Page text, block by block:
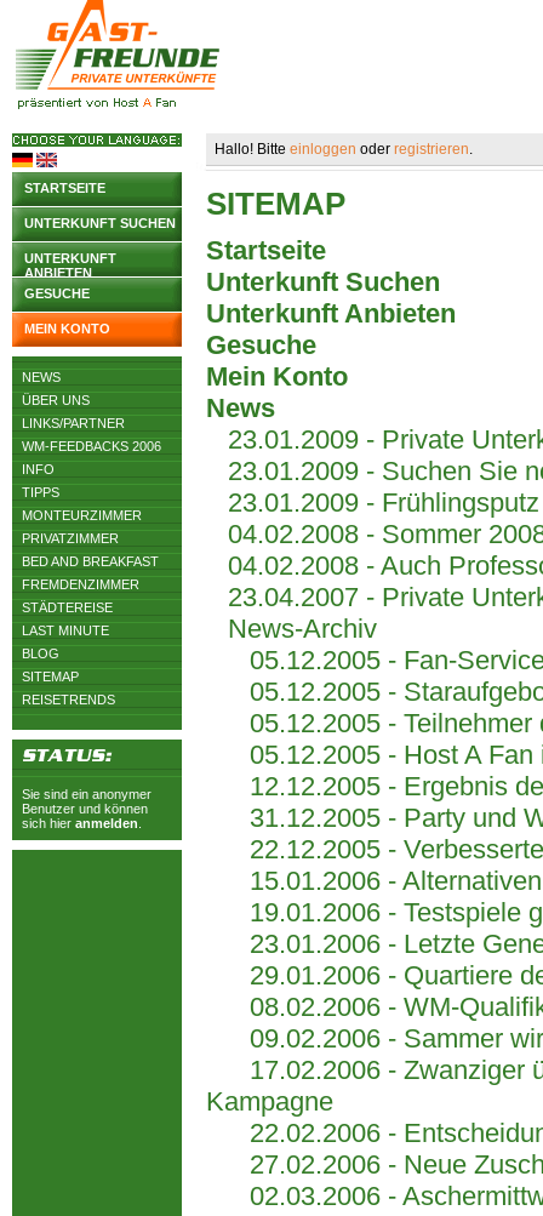
STARTSEITE
UNTERKUNFT SUCHEN
UNTERKUNFT
ANBIETEN
GESUCHE
MEIN KONTO
NEWS
ÜBER UNS
LINKS/PARTNER
WM-FEEDBACKS 2006
INFO
TIPPS
MONTEURZIMMER
PRIVATZIMMER
BED AND BREAKFAST
FREMDENZIMMER
STÄDTEREISE
LAST MINUTE
BLOG
SITEMAP
REISETRENDS
Sie sind ein anonymer
Benutzer und können
sich hier anmelden
Hallo! Bitte einloggen oder registrieren.
SITEMAP
Startseite
Unterkunft Suchen
Unterkunft Anbieten
Gesuche
Mein Konto
News
23.01.2009 - Private
23.01.2009 - Suchen Sie
23.01.2009 -
04.02.2008 - Sommer
04.02.2008 - Auch
23.04.2007 - Private
News-Archiv
05.12.2005 - Fan-
05.12.2005 -
05.12.2005 - Teilnehmer
05.12.2005 - Host A Fan
12.12.2005 - Ergebnis
31.12.2005 - Party und
22.12.2005 -
15.01.2006 - Alternativen
19.01.2006 - Testspiele
23.01.2006 - Letzte
29.01.2006 - Quartiere
08.02.2006 - WM-
09.02.2006 - Sammer
17.02.2006 - Zwanziger
Kampagne
22.02.2006 -
27.02.2006 - Neue
02.03.2006 -